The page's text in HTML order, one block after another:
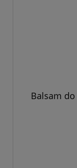
Balsam